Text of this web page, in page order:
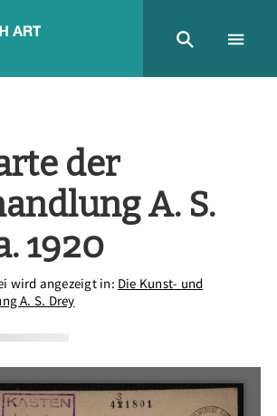
der
A. S.
1920
wird angezeigt in: Die Kunst- und
A. S. Drey